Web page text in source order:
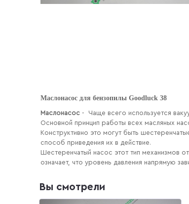
Маслонасос для бензопилы Goodluck 38
Маслонасос - Чаще всего используется
Основной принцип работы всех масляных
Конструктивно это могут быть
способ приведения их в действие.
Шестеренчатый насос этот тип механизмов
означает, что уровень давления напрямую
Вы смотрели